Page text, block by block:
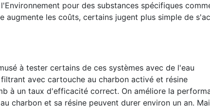
pour des substances spécifiques
augmente les coûts, certains jugent plus simple de
à tester certains de ces systèmes avec de l'eau
avec cartouche au charbon activé et résine
à un taux d'efficacité correct. On améliore la
charbon et sa résine peuvent durer environ un an.